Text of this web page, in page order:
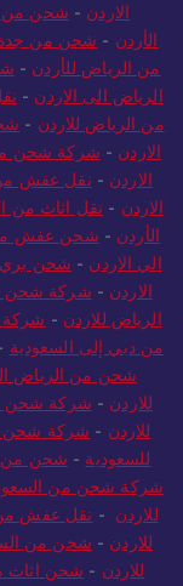
الاردن - شحن من
الأردن - شحن من جدة
من الرياض للأردن -
الرياض الى الاردن -
من الرياض للاردن -
الاردن - شركة شحن
الاردن - نقل عفش من
الاردن - نقل اثاث من
الأردن - شحن عفش من
الي الاردن - شحن بري
الاردن - شركة شحن
الرياض للاردن - شركة
من دبي إلى السعودية
شحن من الرياض
للاردن - شركة شحن
للاردن - شركة شحن
للسعودية - شحن من
شركة شحن من
للاردن - نقل عفش من
للاردن - شحن من
للاردن - شحن اثاث